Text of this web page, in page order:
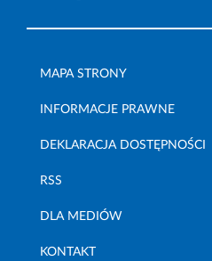
MAPA STRONY
INFORMACJE PRAWNE
DEKLARACJA DOSTĘPNOŚCI
RSS
DLA MEDIÓW
KONTAKT